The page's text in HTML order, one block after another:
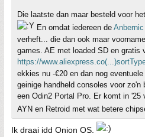
Die laatste dan maar besteld voor
En omdat iedereen de
verheft... die dan ook maar
games. AE met loaded SD en gratis
https://
ekkies nu -€20 en dan nog
geinige handheld consoles voor
een Odin2 Portal Pro. Er komt in '25
AYN en Retroid met wat betere
Ik draai idd Onion OS.